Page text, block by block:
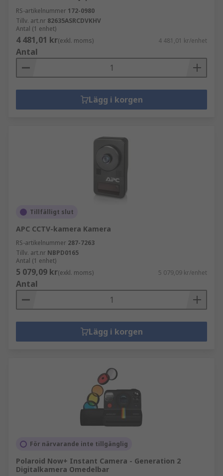
RS-artikelnummer 172-0980
Tillv. art.nr 82635ASRCDVKHV
Antal (1 enhet)
4 481,01 kr(exkl. moms) 4 481,01 kr/enhet
Antal
Lägg i korgen
Tillfälligt slut
APC CCTV-kamera Kamera
RS-artikelnummer 287-7263
Tillv. art.nr NBPD0165
Antal (1 enhet)
5 079,09 kr(exkl. moms) 5 079,09 kr/enhet
Antal
Lägg i korgen
För närvarande inte tillgänglig
Polaroid Now+ Instant Camera - Generation 2
Digitalkamera Omedelbar